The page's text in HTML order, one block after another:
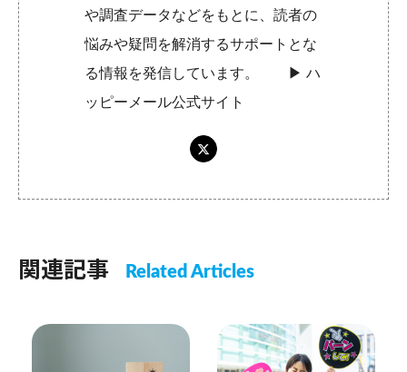
や調査データなどをもとに、読者の
悩みや疑問を解消するサポートとな
る情報を発信しています。 ▶︎ハ
ッピーメール公式サイト
関連記事 Related Articles